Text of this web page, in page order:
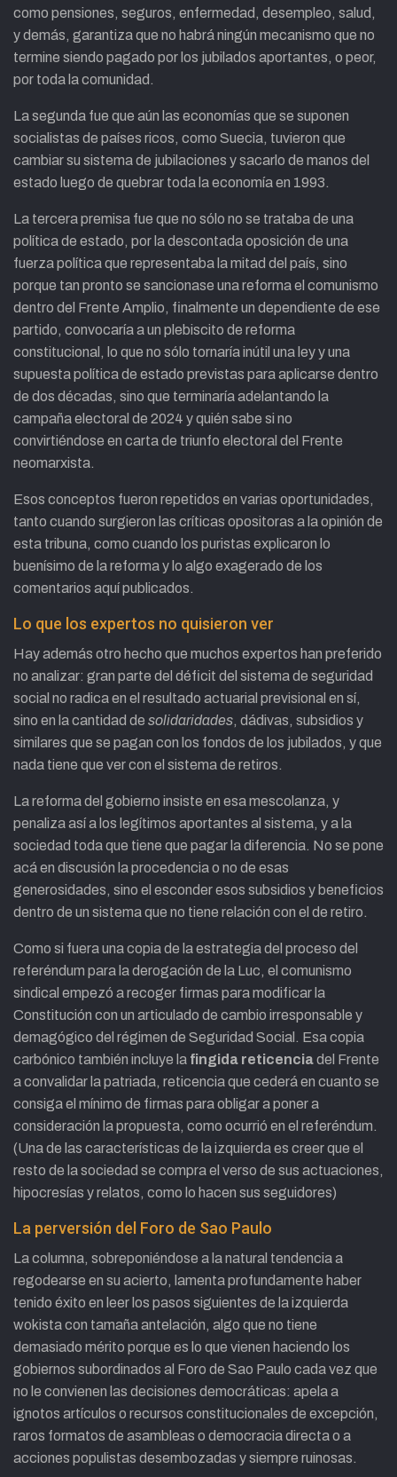
como pensiones, seguros, enfermedad, desempleo, salud,
y demás, garantiza que no habrá ningún mecanismo que no
termine siendo pagado por los jubilados aportantes, o peor,
por toda la comunidad.
La segunda fue que aún las economías que se suponen
socialistas de países ricos, como Suecia, tuvieron que
cambiar su sistema de jubilaciones y sacarlo de manos del
estado luego de quebrar toda la economía en 1993.
La tercera premisa fue que no sólo no se trataba de una
política de estado, por la descontada oposición de una
fuerza política que representaba la mitad del país, sino
porque tan pronto se sancionase una reforma el comunismo
dentro del Frente Amplio, finalmente un dependiente de ese
partido, convocaría a un plebiscito de reforma
constitucional, lo que no sólo tornaría inútil una ley y una
supuesta política de estado previstas para aplicarse dentro
de dos décadas, sino que terminaría adelantando la
campaña electoral de 2024 y quién sabe si no
convirtiéndose en carta de triunfo electoral del Frente
neomarxista.
Esos conceptos fueron repetidos en varias oportunidades,
tanto cuando surgieron las críticas opositoras a la opinión de
esta tribuna, como cuando los puristas explicaron lo
buenísimo de la reforma y lo algo exagerado de los
comentarios aquí publicados.
Lo que los expertos no quisieron ver
Hay además otro hecho que muchos expertos han preferido
no analizar: gran parte del déficit del sistema de seguridad
social no radica en el resultado actuarial previsional en sí,
sino en la cantidad de solidaridades, dádivas, subsidios y
similares que se pagan con los fondos de los jubilados, y que
nada tiene que ver con el sistema de retiros.
La reforma del gobierno insiste en esa mescolanza, y
penaliza así a los legítimos aportantes al sistema, y a la
sociedad toda que tiene que pagar la diferencia. No se pone
acá en discusión la procedencia o no de esas
generosidades, sino el esconder esos subsidios y beneficios
dentro de un sistema que no tiene relación con el de retiro.
Como si fuera una copia de la estrategia del proceso del
referéndum para la derogación de la Luc, el comunismo
sindical empezó a recoger firmas para modificar la
Constitución con un articulado de cambio irresponsable y
demagógico del régimen de Seguridad Social. Esa copia
carbónico también incluye la fingida reticenciadel Frente
a convalidar la patriada, reticencia que cederá en cuanto se
consiga el mínimo de firmas para obligar a poner a
consideración la propuesta, como ocurrió en el referéndum.
(Una de las características de la izquierda es creer que el
resto de la sociedad se compra el verso de sus actuaciones,
hipocresías y relatos, como lo hacen sus seguidores)
La perversión del Foro de Sao Paulo
La columna, sobreponiéndose a la natural tendencia a
regodearse en su acierto, lamenta profundamente haber
tenido éxito en leer los pasos siguientes de la izquierda
wokista con tamaña antelación, algo que no tiene
demasiado mérito porque es lo que vienen haciendo los
gobiernos subordinados al Foro de Sao Paulo cada vez que
no le convienen las decisiones democráticas: apela a
ignotos artículos o recursos constitucionales de excepción,
raros formatos de asambleas o democracia directa o a
acciones populistas desembozadas y siempre ruinosas.